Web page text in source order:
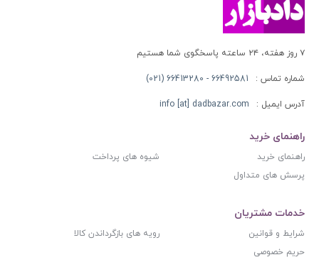
۷ روز هفته، ۲۴ ساعته پاسخگوی شما هستیم
شماره تماس : 66492581 - 66413280 (021)
آدرس ایمیل : info [at] dadbazar.com
راهنمای خرید
راهنمای خرید
شیوه های پرداخت
پرسش های متداول
خدمات مشتریان
شرایط و قوانین
رویه های بازگرداندن کالا
حریم خصوصی